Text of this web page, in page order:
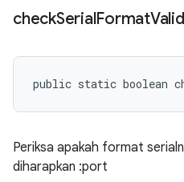
checkSerialFormatValid
public static boolean
Periksa apakah format
diharapkan :port